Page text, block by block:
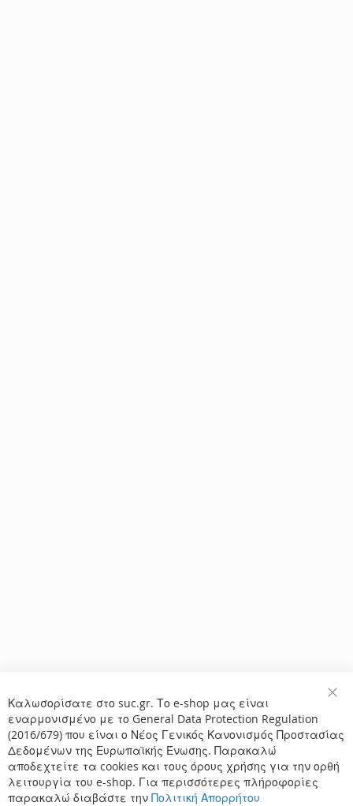
Καλωσορίσατε στο suc.gr. Το e-shop μας είναι
εναρμονισμένο με το General Data Protection Regulation
(2016/679) που είναι ο Νέος Γενικός Κανονισμός Προστασίας
Δεδομένων της Ευρωπαϊκής Ένωσης. Παρακαλώ
αποδεχτείτε τα cookies και τους όρους χρήσης για την ορθή
λειτουργία του e-shop. Για περισσότερες πλήροφορίες
παρακαλώ διαβάστε την Πολιτική Απορρήτου